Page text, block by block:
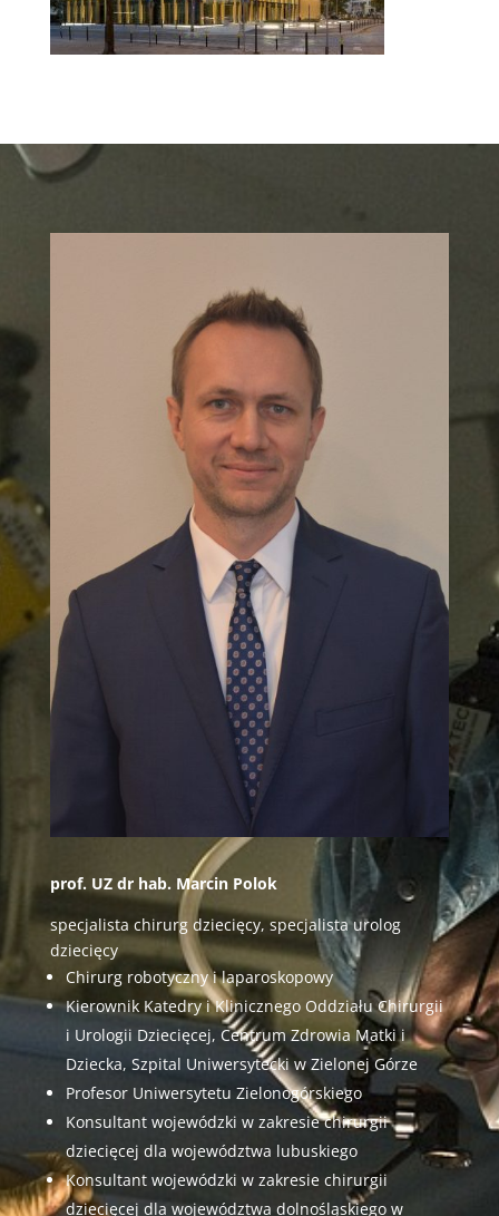
prof. UZ dr hab. Marcin Polok
specjalista chirurg dziecięcy, specjalista urolog
dziecięcy
Chirurg robotyczny i laparoskopowy
Kierownik Katedry i Klinicznego Oddziału Chirurgii
i Urologii Dziecięcej, Centrum Zdrowia Matki i
Dziecka, Szpital Uniwersytecki w Zielonej Górze
Profesor Uniwersytetu Zielonogórskiego
Konsultant wojewódzki w zakresie chirurgii
dziecięcej dla województwa lubuskiego
Konsultant wojewódzki w zakresie chirurgii
dziecięcej dla województwa dolnośląskiego w